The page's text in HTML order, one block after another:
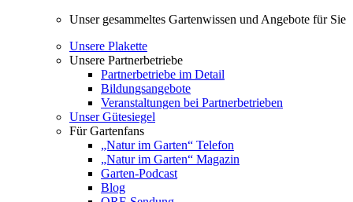
Unser gesammeltes Gartenwissen und Angebote für Sie
Unsere Plakette
Unsere Partnerbetriebe
Partnerbetriebe im Detail
Bildungsangebote
Veranstaltungen bei Partnerbetrieben
Unser Gütesiegel
Für Gartenfans
„Natur im Garten“ Telefon
„Natur im Garten“ Magazin
Garten-Podcast
Blog